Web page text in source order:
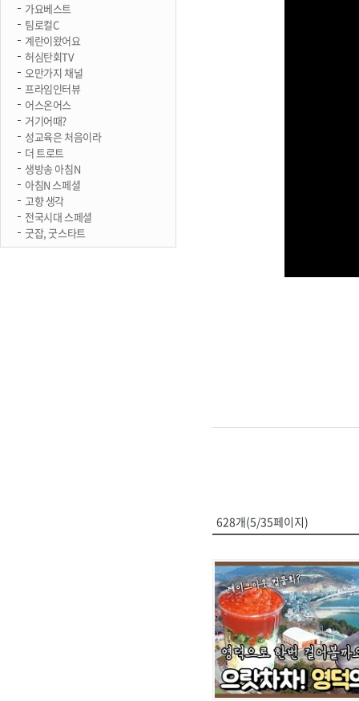
가요베스트
팀로컬C
계란이왔어요
허심탄회TV
오만가지 채널
프라임인터뷰
어스온어스
거기어때?
성교육은 처음이라
더 트로트
생방송 아침N
아침N 스페셜
고향 생각
전국시대 스페셜
굿잡, 굿스타트
628개(5/35페이지)